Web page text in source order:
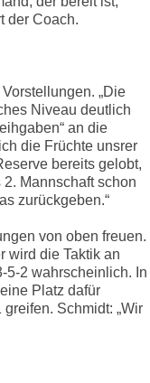
der Coach.
„Die
Niveau deutlich
an die
die Früchte unsrer
bereits gelobt,
2. Mannschaft schon
zurückgeben.“
von oben freuen.
wird die Taktik an
5-2 wahrscheinlich. In
Platz dafür
Schmidt: „Wir